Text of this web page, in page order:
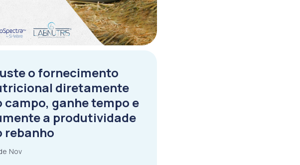
o fornecimento
diretamente
campo, ganhe tempo e
a produtividade
rebanho
Nov